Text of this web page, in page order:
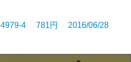
4 781円 2016/06/28